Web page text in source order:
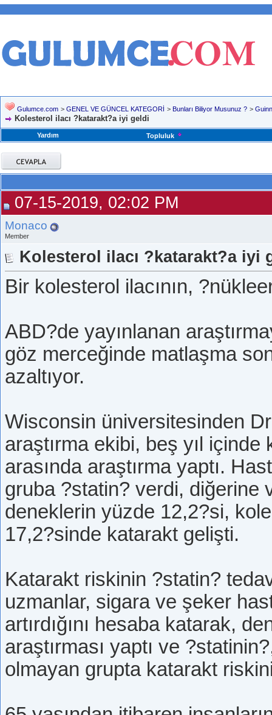
Gulumce.com > GENEL VE GÜNCEL KATEGORİ > Bunları Biliyor Musunuz ? >
Kolesterol ilacı ?katarakt?a iyi geldi
Yardım Topluluk
07-15-2019, 02:02 PM
Monaco
Member
Kolesterol ilacı ?katarakt?a iyi
Bir kolesterol ilacının,
ABD?de yayınlanan
göz merceğinde matlaşma
azaltıyor.
Wisconsin üniversitesinden
araştırma ekibi, beş yıl
arasında araştırma yaptı.
gruba ?statin? verdi, diğerine
deneklerin yüzde 12,2?si,
17,2?sinde katarakt gelişti.
Katarakt riskinin ?statin?
uzmanlar, sigara ve şeker
artırdığını hesaba katarak,
araştırması yaptı ve
olmayan grupta katarakt